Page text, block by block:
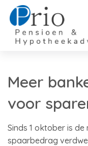
Meer
voor
Sinds 1 oktober is
spaarbedrag